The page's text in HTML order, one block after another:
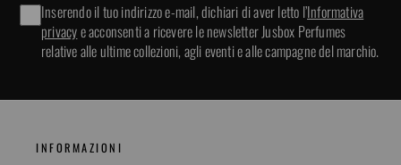
Inserendo il tuo indirizzo e-mail, dichiari di aver letto l’Informativa
privacye acconsenti a ricevere le newsletter Jusbox Perfumes
relative alle ultime collezioni, agli eventi e alle campagne del marchio.
INFORMAZIONI